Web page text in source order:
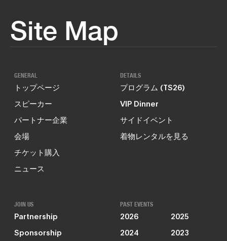
Site Map
GENERAL
トップページ
スピーカー
パートナー企業
会場
チケット購入
ニュース
DETAILS
プログラム (TS26)
VIP Dinner
サイドイベント
着物レンタルを見る
JOIN US
Partnership
Sponsorship
PAST EVENTS
2026
2025
2024
2023